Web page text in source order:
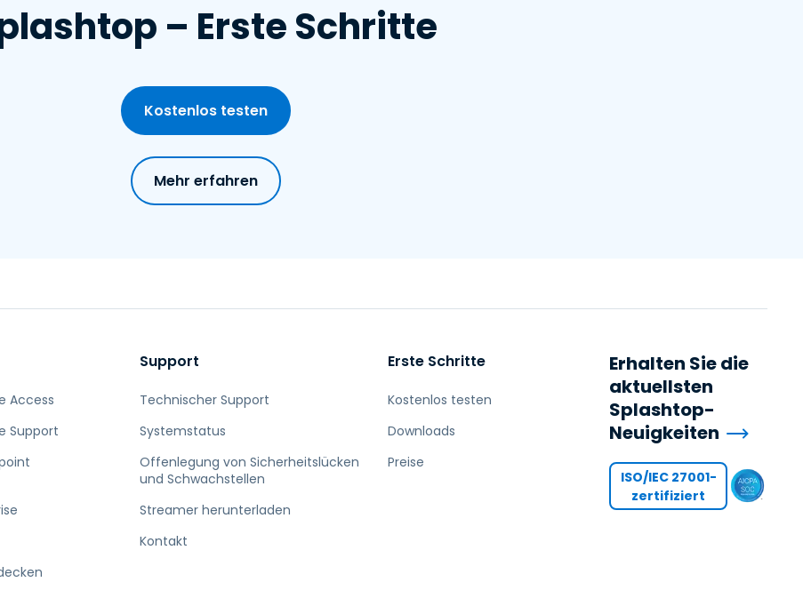
– Erste Schritte
Kostenlos testen
Mehr erfahren
Access
Support
Support
Technischer Support
Systemstatus
Offenlegung von Sicherheitslücken
und Schwachstellen
Streamer herunterladen
Kontakt
Erste Schritte
Kostenlos testen
Downloads
Preise
Erhalten Sie die
aktuellsten
Splashtop-
Neuigkeiten
ISO/IEC 27001-
zertifiziert